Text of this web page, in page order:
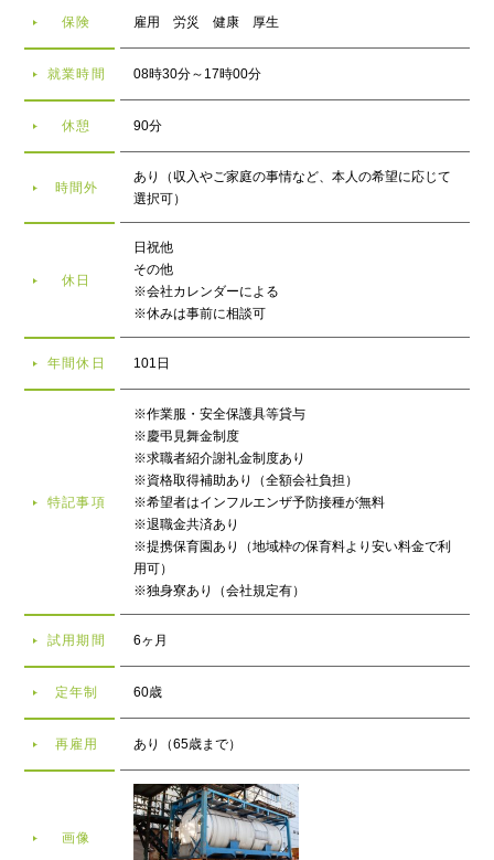
保険 雇用 労災 健康 厚生
就業時間 08時30分～17時00分
休憩 90分
時間外
あり（収入やご家庭の事情など、本人の希望に応じて
選択可）
休日
日祝他
その他
※会社カレンダーによる
※休みは事前に相談可
年間休日 101日
特記事項
※作業服・安全保護具等貸与
※慶弔見舞金制度
※求職者紹介謝礼金制度あり
※資格取得補助あり（全額会社負担）
※希望者はインフルエンザ予防接種が無料
※退職金共済あり
※提携保育園あり（地域枠の保育料より安い料金で利
用可）
※独身寮あり（会社規定有）
試用期間 6ヶ月
定年制 60歳
再雇用 あり（65歳まで）
画像